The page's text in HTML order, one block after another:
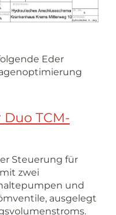
Eder
TCM-
Steuerung für
zwei
und
ausgelegt